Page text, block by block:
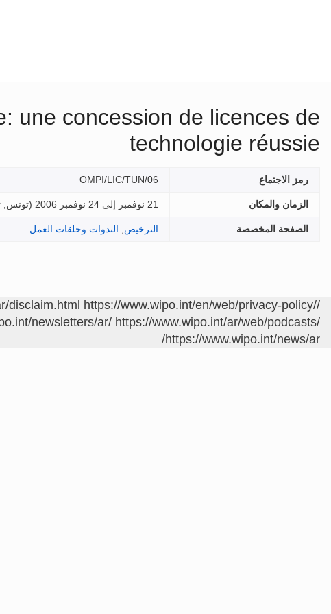
une concession de licences de
technologie réussie
رمز الاجتماع OMPI/LIC/TUN/06
الزمان والمكان 21 نوفمبر إلى 24 نوفمبر 2006 ( تونس,
الصفحة المخصصة الترخيص الندوات وحلقات العمل
/contact/ar/area.jsp?area=meetings
disclaim.html https://www.wipo.int/en/web/privacy-policy/
newsletters/ar/ https://www.wipo.int/ar/web/podcasts/
https://www.wipo.int/news/ar/